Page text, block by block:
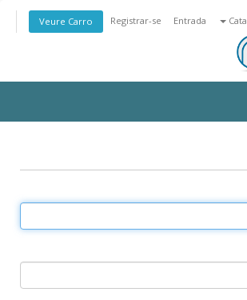
Entrada
Registrar-se
Veure Carro